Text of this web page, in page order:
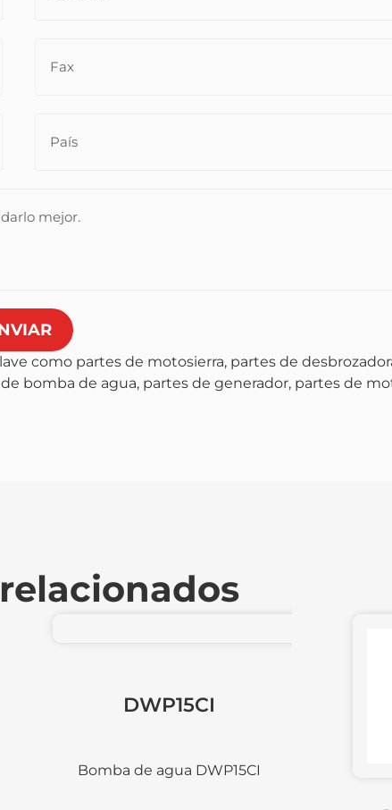
como partes de motosierra, partes de
bomba de agua, partes de generador, partes de